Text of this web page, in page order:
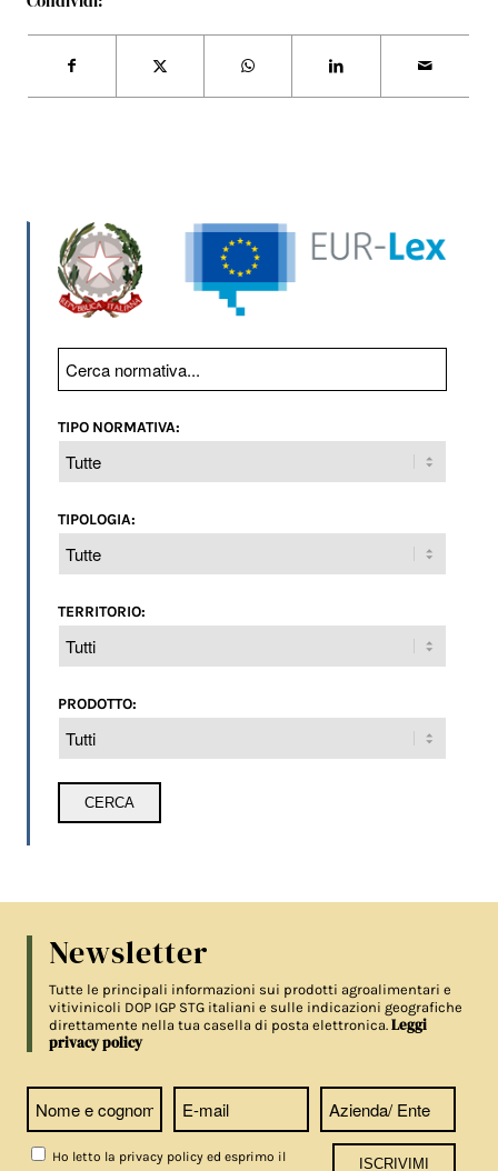
TIPO NORMATIVA:
TIPOLOGIA:
TERRITORIO:
PRODOTTO:
Newsletter
Tutte le principali informazioni sui prodotti agroalimentari e
vitivinicoli DOP IGP STG italiani e sulle indicazioni geografiche
direttamente nella tua casella di posta elettronica.Leggi
privacy policy
Ho letto la privacy policy ed esprimo il